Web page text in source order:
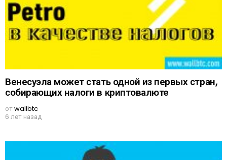
Венесуэла может стать одной из первых стран,
собирающих налоги в криптовалюте
отwallbtc
6 лет назад